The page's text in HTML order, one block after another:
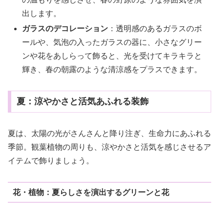
出します。
ガラスのデコレーション ：透明感のあるガラスのボ
ールや、気泡の入ったガラスの器に、小さなグリー
ンや花をあしらって飾ると、光を受けてキラキラと
輝き、春の朝露のような清涼感をプラスできます。
夏：涼やかさと活気あふれる装飾
夏は、太陽の光がさんさんと降り注ぎ、生命力にあふれる
季節。観葉植物の周りも、涼やかさと活気を感じさせるア
イテムで飾りましょう。
花・植物：夏らしさを演出するグリーンと花